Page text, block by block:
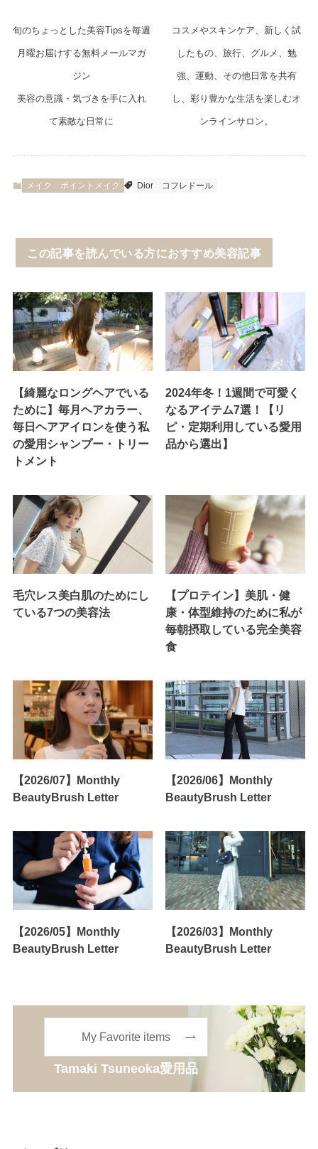
旬のちょっとした美容Tipsを毎週
月曜お届けする無料メールマガ
ジン
美容の意識・気づきを手に入れ
て素敵な日常に
コスメやスキンケア、新しく試
したもの、旅行、グルメ、勉
強、運動、その他日常を共有
し、彩り豊かな生活を楽しむオ
ンラインサロン。
メイク ポイントメイク Dior コフレドール
この記事を読んでいる方におすすめ美容記事
【綺麗なロングヘアでいる
ために】毎月ヘアカラー、
毎日ヘアアイロンを使う私
の愛用シャンプー・トリー
トメント
2024年冬！1週間で可愛く
なるアイテム7選！【リ
ピ・定期利用している愛用
品から選出】
毛穴レス美白肌のためにし
ている7つの美容法
【プロテイン】美肌・健
康・体型維持のために私が
毎朝摂取している完全美容
食
【2026/07】Monthly
BeautyBrush Letter
【2026/06】Monthly
BeautyBrush Letter
【2026/05】Monthly
BeautyBrush Letter
【2026/03】Monthly
BeautyBrush Letter
My Favorite items
Tamaki Tsuneoka愛用品